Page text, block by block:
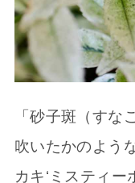
「砂子斑（すな
吹いたかのよう
カキ‘ミスティー